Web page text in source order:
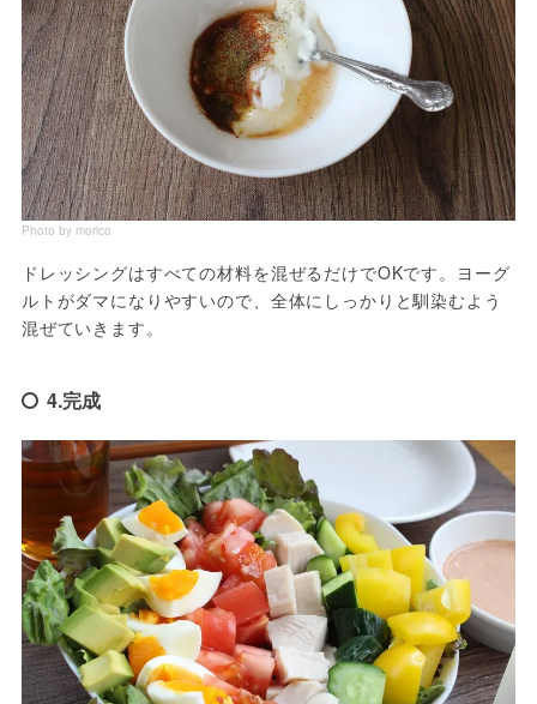
Photo by morico
ドレッシングはすべての材料を混ぜるだけでOKです。ヨーグ
ルトがダマになりやすいので、全体にしっかりと馴染むよう
混ぜていきます。
4.完成